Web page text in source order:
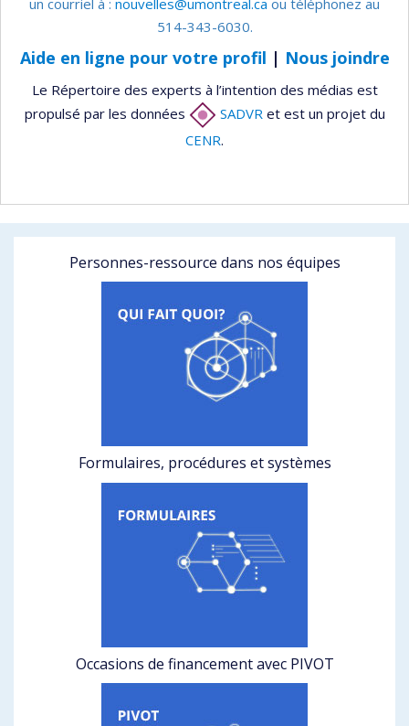
514-343-6030.
Aide en ligne pour votre profil | Nous joindre
Le Répertoire des experts à l’intention des médias est
propulsé par les données
SADVR et est un projet du
CENR.
Personnes-ressource dans nos équipes
Formulaires, procédures et systèmes
Occasions de financement avec PIVOT